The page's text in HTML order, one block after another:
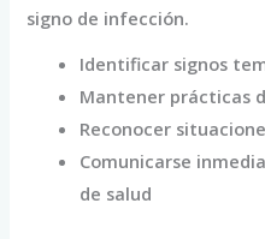
signo de infección.
Identificar signos
Mantener prácticas
Reconocer
Comunicarse
de salud